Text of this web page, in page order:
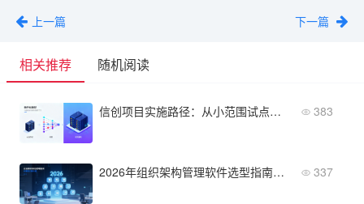
上一篇
下一篇
相关推荐 随机阅读
信创项目实施路径：从小范围试点到全面落地的策略 383
2026年组织架构管理软件选型指南：盘点10款主流系统的核心功能 337